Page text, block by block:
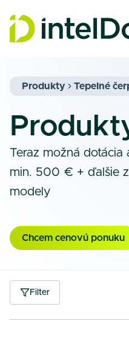
Produkty Tepelné
Teraz možná
min. 500 € + ďalšie
modely
Chcem cenovú ponuku
Filter